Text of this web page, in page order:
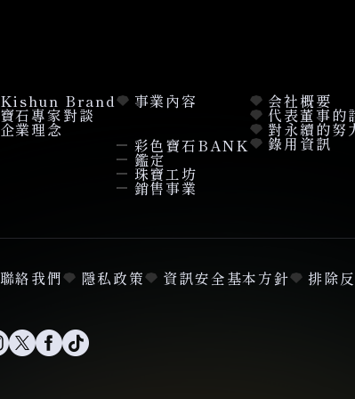
Kishun Brand
寶石專家對談
企業理念
事業內容
彩色寶石BANK
鑑定
珠寶工坊
銷售事業
会社概要
代表董事的
對永續的努
錄用資訊
聯絡我們 隱私政策 資訊安全基本方針 排除